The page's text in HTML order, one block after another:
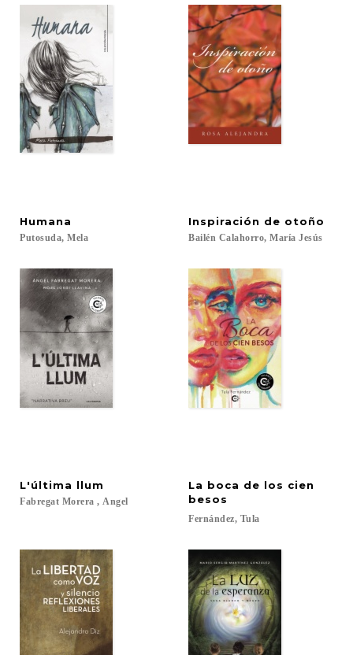
Humana
Putosuda, Mela
Inspiración de otoño
Bailén Calahorro, María Jesús
L'última llum
Fabregat Morera , Angel
La boca de los cien
besos
Fernández, Tula